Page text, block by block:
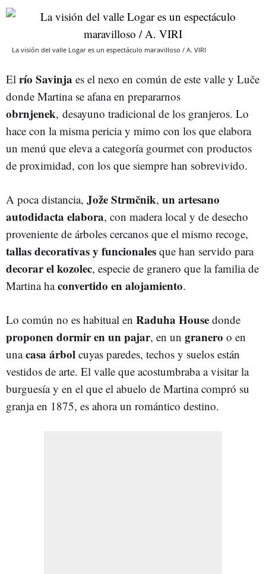
La visión del valle Logar es un espectáculo maravilloso / A. VIRI
El río Savinja es el nexo en común de este valle y Luče
donde Martina se afana en prepararnos
obrnjenek, desayuno tradicional de los granjeros. Lo
hace con la misma pericia y mimo con los que elabora
un menú que eleva a categoría gourmet con productos
de proximidad, con los que siempre han sobrevivido.
A poca distancia, JožeStrmčnik, un artesano
autodidacta elabora, con madera local y de desecho
proveniente de árboles cercanos que el mismo recoge,
tallasdecorativasy funcionales que han servido para
decorarelkozolec, especie de granero que la familia de
Martina haconvertido enalojamiento.
Lo común no es habitual en Raduha House donde
proponendormiren unpajar, en un granero o en
unacasa árbol cuyas paredes, techos y suelos están
vestidos de arte. El valle que acostumbraba a visitar la
burguesía y en el que el abuelo de Martina compró su
granja en 1875, es ahora un romántico destino.